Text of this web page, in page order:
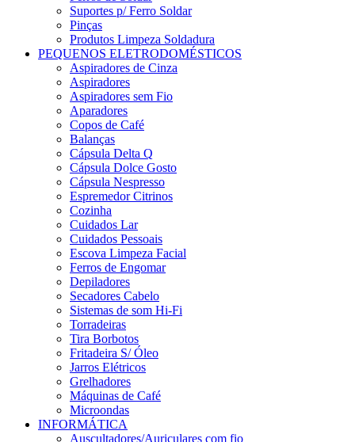
Suportes p/ Ferro Soldar
Pinças
Produtos Limpeza Soldadura
PEQUENOS ELETRODOMÉSTICOS
Aspiradores de Cinza
Aspiradores
Aspiradores sem Fio
Aparadores
Copos de Café
Balanças
Cápsula Delta Q
Cápsula Dolce Gosto
Cápsula Nespresso
Espremedor Citrinos
Cozinha
Cuidados Lar
Cuidados Pessoais
Escova Limpeza Facial
Ferros de Engomar
Depiladores
Secadores Cabelo
Sistemas de som Hi-Fi
Torradeiras
Tira Borbotos
Fritadeira S/ Óleo
Jarros Elétricos
Grelhadores
Máquinas de Café
Microondas
INFORMÁTICA
Auscultadores/Auriculares com fio